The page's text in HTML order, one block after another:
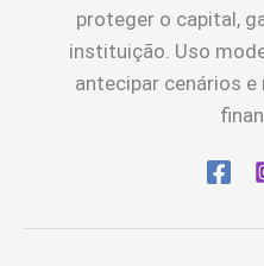
proteger o capital,
instituição. Uso
antecipar cenários